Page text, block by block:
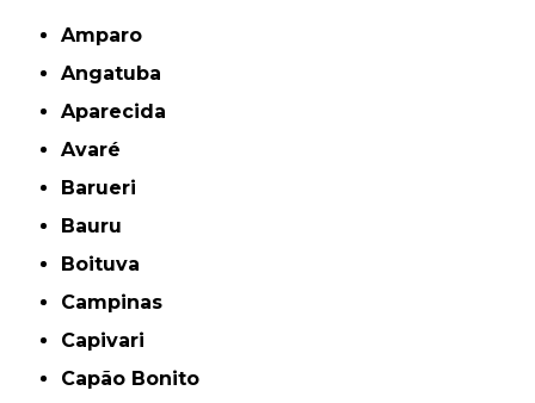
Amparo
Angatuba
Aparecida
Avaré
Barueri
Bauru
Boituva
Campinas
Capivari
Capão Bonito